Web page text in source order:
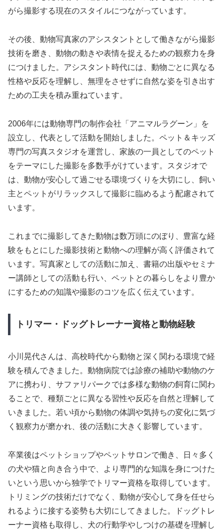
がら撮影する現在のスタイルにつながっています。
その後、動物写真家のアシスタントとして働きながら撮影
技術を磨き、動物の動きや表情を捉えるための観察力を身
につけました。アシスタント時代には、動物ごとに異なる
性格や反応を理解し、無理をさせずに自然な姿を引き出す
ための工夫を積み重ねています。
2006年には動物専門の制作会社「アニマルラグーン」を
設立し、代表として活動を開始しました。ペット＆キッズ
専門の写真スタジオを運営し、家族の一員としてのペット
をテーマにした撮影を多数手がけています。スタジオで
は、動物が安心して過ごせる環境づくりを大切にし、飼い
主とペットがリラックスして撮影に臨めるよう配慮されて
います。
これまでに撮影してきた動物は数万頭にのぼり、豊富な経
験をもとにした撮影技術と動物への理解が高く評価されて
います。写真家としての活動に加え、書籍の出版やセミナ
ー講師としての活動も行い、ペットとの暮らしをより豊か
にするための知識や撮影のコツを広く伝えています。
トリマー・ドッグトレーナー資格と動物経験
小川晃代さんは、高校時代から動物と深く関わる環境で経
験を積んできました。動物病院では診療の補助や動物のケ
アに携わり、サファリパークでは多様な動物の飼育に関わ
ることで、種類ごとに異なる習性や反応を自然と理解して
いきました。若い頃から動物の体調や気持ちの変化に気づ
く観察力が磨かれ、後の活動に大きく影響しています。
卒業後はペットショップやペットサロンで働き、日々多く
の犬や猫と向き合う中で、より専門的な知識を身につけた
いという思いから独学でトリマー資格を取得しています。
トリミングの技術だけでなく、動物が安心して身を任せら
れるように接する姿勢も大切にしてきました。ドッグトレ
ーナー資格も取得し、犬の行動学やしつけの基礎を理解し